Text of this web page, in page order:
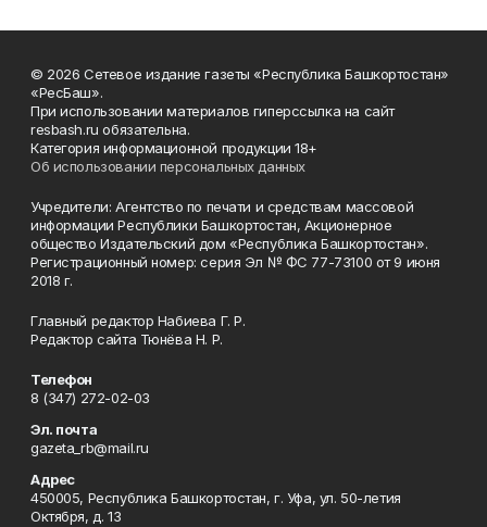
© 2026 Сетевое издание газеты «Республика Башкортостан»
«РесБаш».
При использовании материалов гиперссылка на сайт
resbash.ru обязательна.
Категория информационной продукции 18+
Об использовании персональных данных
Учредители: Агентство по печати и средствам массовой
информации Республики Башкортостан, Акционерное
общество Издательский дом «Республика Башкортостан».
Регистрационный номер: серия Эл № ФС 77-73100 от 9 июня
2018 г.
Главный редактор Набиева Г. Р.
Редактор сайта Тюнёва Н. Р.
Телефон
8 (347) 272-02-03
Эл. почта
gazeta_rb@mail.ru
Адрес
450005, Республика Башкортостан, г. Уфа, ул. 50-летия
Октября, д. 13